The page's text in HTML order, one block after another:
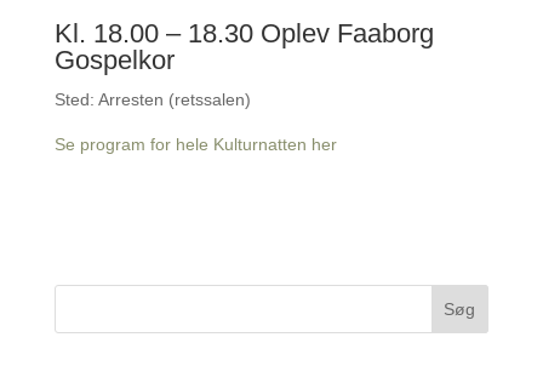
Kl. 18.00 – 18.30 Oplev Faaborg
Gospelkor
Sted: Arresten (retssalen)
Se program for hele Kulturnatten her